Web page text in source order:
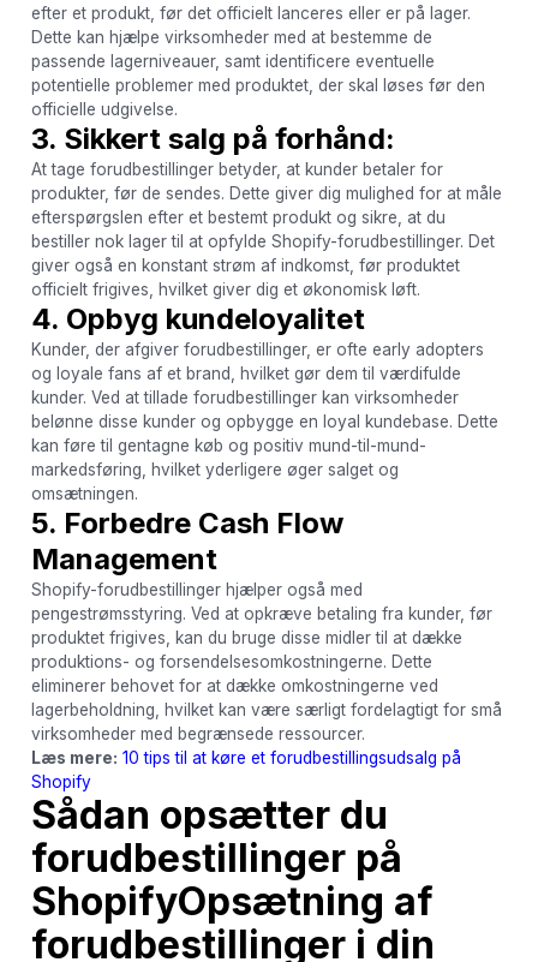
efter et produkt, før det officielt lanceres eller er på lager.
Dette kan hjælpe virksomheder med at bestemme de
passende lagerniveauer, samt identificere eventuelle
potentielle problemer med produktet, der skal løses før den
officielle udgivelse.
3. Sikkert salg på forhånd:
At tage forudbestillinger betyder, at kunder betaler for
produkter, før de sendes. Dette giver dig mulighed for at måle
efterspørgslen efter et bestemt produkt og sikre, at du
bestiller nok lager til at opfylde Shopify-forudbestillinger. Det
giver også en konstant strøm af indkomst, før produktet
officielt frigives, hvilket giver dig et økonomisk løft.
4. Opbyg kundeloyalitet
Kunder, der afgiver forudbestillinger, er ofte early adopters
og loyale fans af et brand, hvilket gør dem til værdifulde
kunder. Ved at tillade forudbestillinger kan virksomheder
belønne disse kunder og opbygge en loyal kundebase. Dette
kan føre til gentagne køb og positiv mund-til-mund-
markedsføring, hvilket yderligere øger salget og
omsætningen.
5. Forbedre Cash Flow
Management
Shopify-forudbestillinger hjælper også med
pengestrømsstyring. Ved at opkræve betaling fra kunder, før
produktet frigives, kan du bruge disse midler til at dække
produktions- og forsendelsesomkostningerne. Dette
eliminerer behovet for at dække omkostningerne ved
lagerbeholdning, hvilket kan være særligt fordelagtigt for små
virksomheder med begrænsede ressourcer.
Læs mere: 10 tips til at køre et forudbestillingsudsalg på
Shopify
Sådan opsætter du
forudbestillinger på
ShopifyOpsætning af
forudbestillinger i din